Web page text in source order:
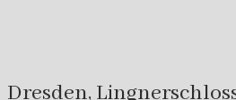
Dresden,